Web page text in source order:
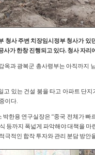
청사 주변 치장임시정부 청사가 있
사가 한창 진행되고 있다. 청사 자
옥과 광복군 총사령부는 아직까지
고 있는 건설 붐을 타고 아파트 단
이다.
박한용 연구실장은 “중국 전체가
등까지 폭넓게 파악해야 대책을
극적인 합작 투자와 관리 분담 방안